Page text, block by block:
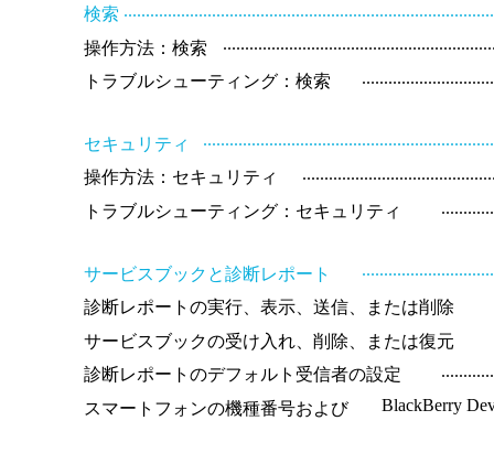
検索
操作方法：検索
トラブルシューティング：検索
セキュリティ
操作方法：セキュリティ
トラブルシューティング：セキュリティ
サービスブックと診断レポート
診断レポートの実行、表示、送信、または削除
サービスブックの受け入れ、削除、または復元
診断レポートのデフォルト受信者の設定
スマートフォンの機種番号および
BlackBerry